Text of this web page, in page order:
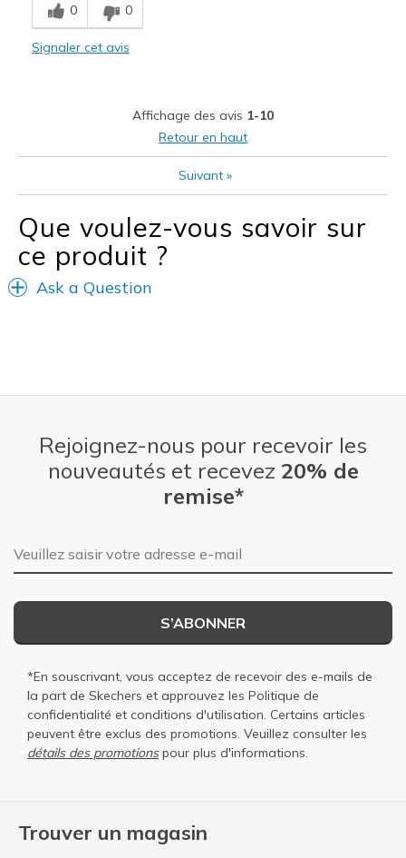
Comfortable
no complaint
Casual Wear
Going Out
Travel
0 0
Signaler cet avis
Affichage des avis 1-10
Retour en haut
Suivant »
Que voulez-vous savoir sur
ce produit ?
Ask a Question
Trouver un magasin
Rejoignez-nous pour recevoir les
nouveautés et recevez 20% de
remise*
Adresse e-mail
S’ABONNER
*En souscrivant, vous acceptez de recevoir des e-mails de
la part de Skechers et approuvez les Politique de
confidentialité et conditions d'utilisation. Certains articles
peuvent être exclus des promotions. Veuillez consulter les
détails des promotionspour plus d'informations.